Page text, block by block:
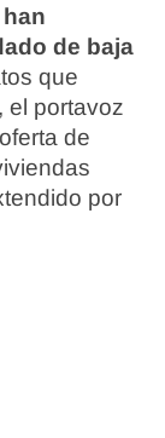
de baja
que
el portavoz
de
por